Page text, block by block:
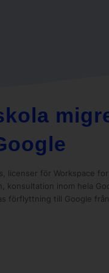
licenser för Workspace for
konsultation inom hela
förflyttning till Google